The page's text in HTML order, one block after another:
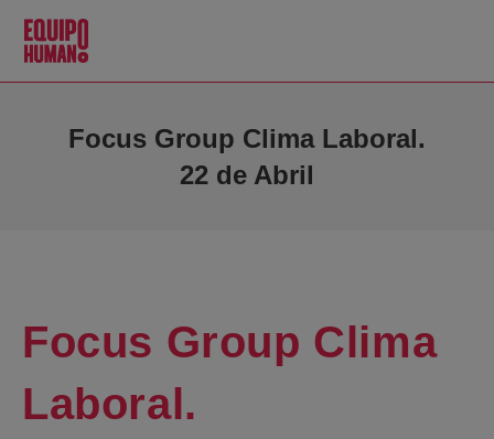
Focus Group Clima Laboral.
22 de Abril
Focus Group Clima
Laboral.